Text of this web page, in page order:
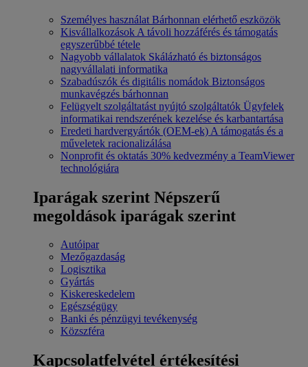
Személyes használat Bárhonnan elérhető eszközök
Kisvállalkozások A távoli hozzáférés és támogatás
egyszerűbbé tétele
Nagyobb vállalatok Skálázható és biztonságos
nagyvállalati informatika
Szabadúszók és digitális nomádok Biztonságos
munkavégzés bárhonnan
Felügyelt szolgáltatást nyújtó szolgáltatók Ügyfelek
informatikai rendszerének kezelése és karbantartása
Eredeti hardvergyártók (OEM-ek) A támogatás és a
műveletek racionalizálása
Nonprofit és oktatás 30% kedvezmény a TeamViewer
technológiára
Iparágak szerint Népszerű
megoldások iparágak szerint
Autóipar
Mezőgazdaság
Logisztika
Gyártás
Kiskereskedelem
Egészségügy
Banki és pénzügyi tevékenység
Közszféra
Kapcsolatfelvétel értékesítési